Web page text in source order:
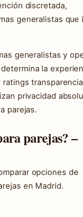
discretada,
generalistas que
generalistas y
la
privacidad
parejas.
parejas? –
opciones de
en Madrid.